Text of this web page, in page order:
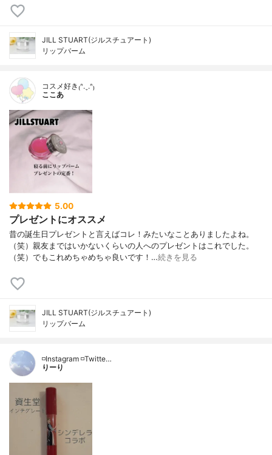
JILL STUART(ジルスチュアート)
リップバーム
コスメ好き₍ᐢ.ˬ.ᐢ₎
ここあ
5.00
プレゼントにオススメ
昔の誕生日プレゼントと言えばコレ！みたいなことありましたよね。
（笑）親友まではいかないくらいの人へのプレゼントはこれでした。
（笑）でもこれめちゃめちゃ良いです！…続きを見る
JILL STUART(ジルスチュアート)
リップバーム
◽️Instagram ◽️Twitte…
りーり